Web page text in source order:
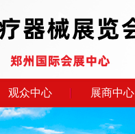
观众中心 展商中心